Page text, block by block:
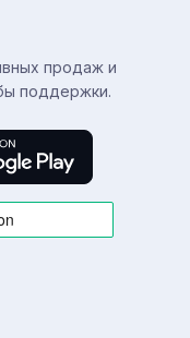
продаж и
поддержки.